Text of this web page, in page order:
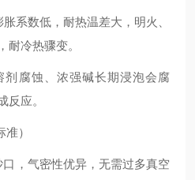
系数低，耐热温差大，明火、
耐冷热骤变。
剂腐蚀、浓强碱长期浸泡会腐
反应。
）
，气密性优异，无需过多真空